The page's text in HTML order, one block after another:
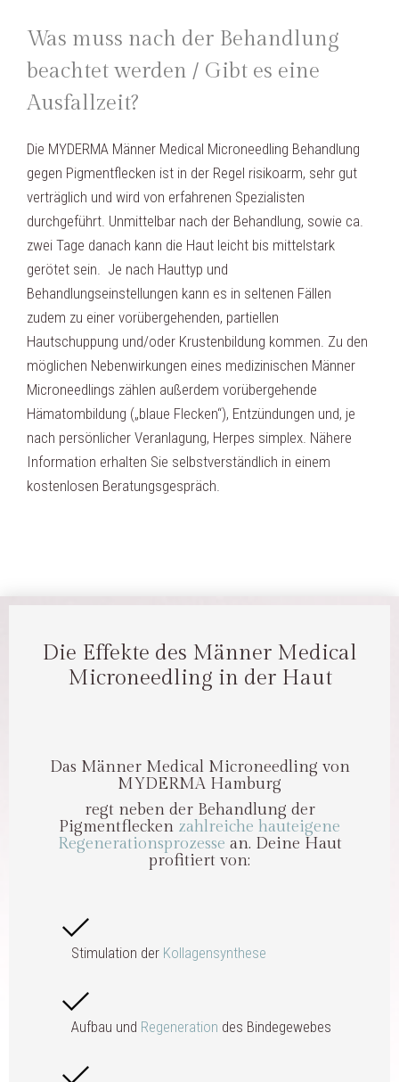
Was muss nach der Behandlung
beachtet werden / Gibt es eine
Ausfallzeit?
Die MYDERMA Männer Medical Microneedling Behandlung
gegen Pigmentflecken ist in der Regel risikoarm, sehr gut
verträglich und wird von erfahrenen Spezialisten
durchgeführt. Unmittelbar nach der Behandlung, sowie ca.
zwei Tage danach kann die Haut leicht bis mittelstark
gerötet sein. Je nach Hauttyp und
Behandlungseinstellungen kann es in seltenen Fällen
zudem zu einer vorübergehenden, partiellen
Hautschuppung und/oder Krustenbildung kommen. Zu den
möglichen Nebenwirkungen eines medizinischen Männer
Microneedlings zählen außerdem vorübergehende
Hämatombildung („blaue Flecken“), Entzündungen und, je
nach persönlicher Veranlagung, Herpes simplex. Nähere
Information erhalten Sie selbstverständlich in einem
kostenlosen Beratungsgespräch.
Die Effekte des Männer Medical
Microneedling in der Haut
Das Männer Medical Microneedling von
MYDERMA Hamburg
regt neben der Behandlung der
Pigmentflecken zahlreiche hauteigene
Regenerationsprozesse an. Deine Haut
profitiert von:
Stimulation der Kollagensynthese
Aufbau und Regeneration des Bindegewebes